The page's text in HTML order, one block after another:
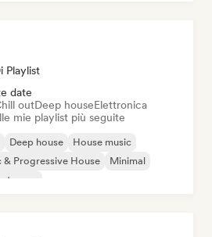
Playlist
date
outDeep houseElettronica
mie playlist più seguite
Deep house
House music
& Progressive House
Minimal